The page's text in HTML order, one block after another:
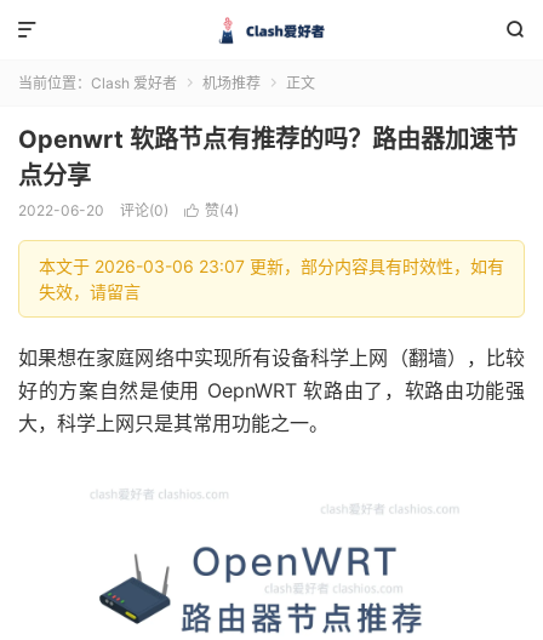


当前位置： Clash 爱好者  机场推荐  正文
Openwrt 软路节点有推荐的吗？路由器加速节
点分享
2022-06-20 评论(0)  赞(4)
本文于 2026-03-06 23:07 更新，部分内容具有时效性，如有
失效，请留言
如果想在家庭网络中实现所有设备科学上网（翻墙），比较
好的方案自然是使用 OepnWRT 软路由了，软路由功能强
大，科学上网只是其常用功能之一。